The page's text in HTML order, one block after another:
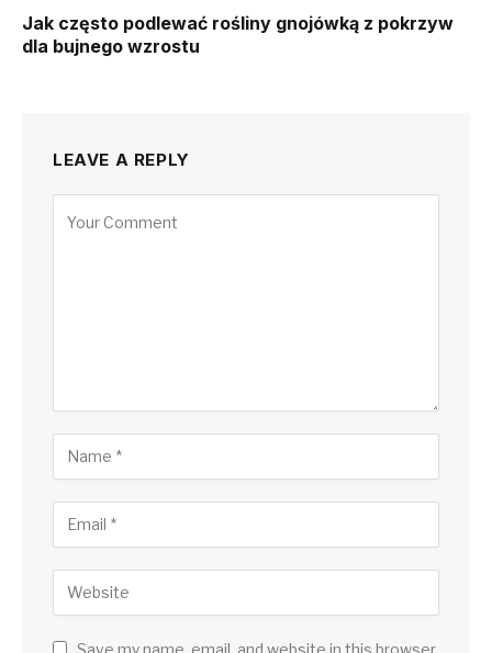
Jak często podlewać rośliny gnojówką z pokrzyw
dla bujnego wzrostu
LEAVE A REPLY
Save my name, email, and website in this browser